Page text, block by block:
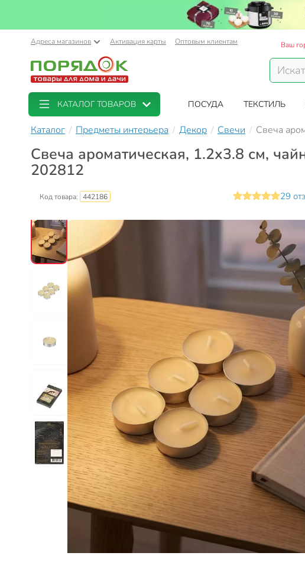
Адреса магазинов Активация карты Оптовым клиентам Ваш
КАТАЛОГ ТОВАРОВ ПОСУДА ТЕКСТИЛЬ
Каталог Предметы интерьера Декор Свечи Свеча
Свеча ароматическая, 1.2х3.8 см,
202812
Код товара: 442186 29